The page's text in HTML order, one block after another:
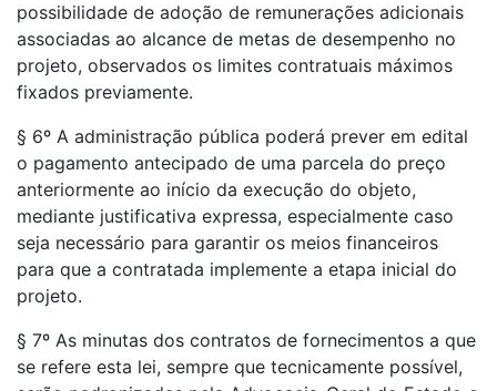
possibilidade de adoção de remunerações adicionais
associadas ao alcance de metas de desempenho no
projeto, observados os limites contratuais máximos
fixados previamente.
§ 6º A administração pública poderá prever em edital
o pagamento antecipado de uma parcela do preço
anteriormente ao início da execução do objeto,
mediante justificativa expressa, especialmente caso
seja necessário para garantir os meios financeiros
para que a contratada implemente a etapa inicial do
projeto.
§ 7º As minutas dos contratos de fornecimentos a que
se refere esta lei, sempre que tecnicamente possível,